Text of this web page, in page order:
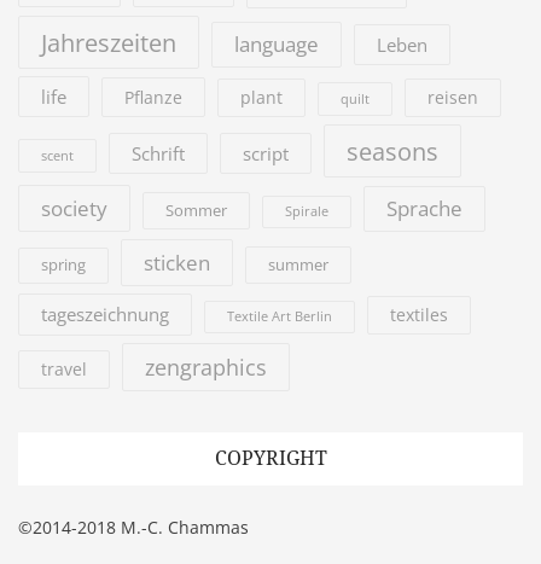
Jahreszeiten language Leben
life Pflanze plant quilt reisen
scent Schrift script seasons
society Sommer Spirale Sprache
spring sticken summer
tageszeichnung Textile Art Berlin textiles
travel zengraphics
COPYRIGHT
©2014-2018 M.-C. Chammas